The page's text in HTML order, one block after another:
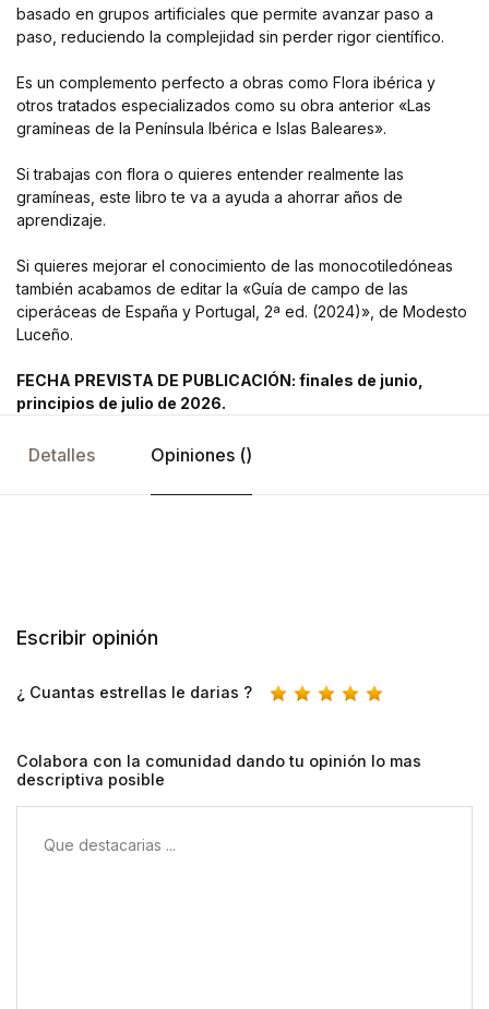
basado en grupos artificiales que permite avanzar paso a
paso, reduciendo la complejidad sin perder rigor científico.
Es un complemento perfecto a obras como Flora ibérica y
otros tratados especializados como su obra anterior «Las
gramíneas de la Península Ibérica e Islas Baleares».
Si trabajas con flora o quieres entender realmente las
gramíneas, este libro te va a ayuda a ahorrar años de
aprendizaje.
Si quieres mejorar el conocimiento de las monocotiledóneas
también acabamos de editar la «Guía de campo de las
ciperáceas de España y Portugal, 2ª ed. (2024)», de Modesto
Luceño.
FECHA PREVISTA DE PUBLICACIÓN: finales de junio,
principios de julio de 2026.
Detalles Opiniones ()
Escribir opinión
¿ Cuantas estrellas le darias ?
Colabora con la comunidad dando tu opinión lo mas
descriptiva posible